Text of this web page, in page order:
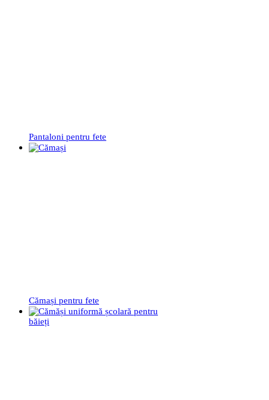
Pantaloni pentru fete
Cămași pentru fete